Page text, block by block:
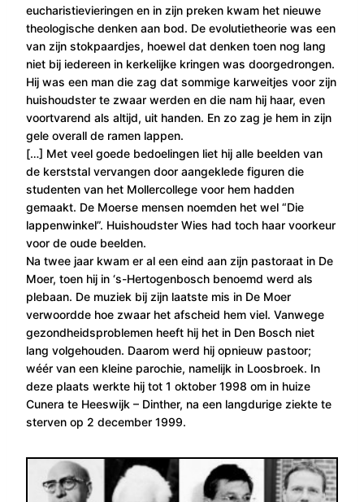
eucharistievieringen en in zijn preken kwam het nieuwe
theologische denken aan bod. De evolutietheorie was een
van zijn stokpaardjes, hoewel dat denken toen nog lang
niet bij iedereen in kerkelijke kringen was doorgedrongen.
Hij was een man die zag dat sommige karweitjes voor zijn
huishoudster te zwaar werden en die nam hij haar, even
voortvarend als altijd, uit handen. En zo zag je hem in zijn
gele overall de ramen lappen.
[…] Met veel goede bedoelingen liet hij alle beelden van
de kerststal vervangen door aangeklede figuren die
studenten van het Mollercollege voor hem hadden
gemaakt. De Moerse mensen noemden het wel “Die
lappenwinkel”. Huishoudster Wies had toch haar voorkeur
voor de oude beelden.
Na twee jaar kwam er al een eind aan zijn pastoraat in De
Moer, toen hij in ‘s-Hertogenbosch benoemd werd als
plebaan. De muziek bij zijn laatste mis in De Moer
verwoordde hoe zwaar het afscheid hem viel. Vanwege
gezondheidsproblemen heeft hij het in Den Bosch niet
lang volgehouden. Daarom werd hij opnieuw pastoor;
wéér van een kleine parochie, namelijk in Loosbroek. In
deze plaats werkte hij tot 1 oktober 1998 om in huize
Cunera te Heeswijk – Dinther, na een langdurige ziekte te
sterven op 2 december 1999.